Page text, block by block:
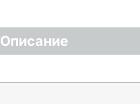
Описание